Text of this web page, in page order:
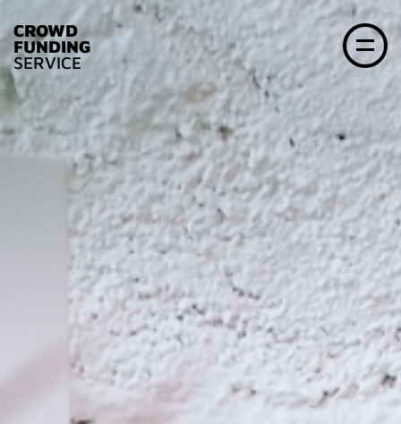
CROWD
FUNDING
SERVICE